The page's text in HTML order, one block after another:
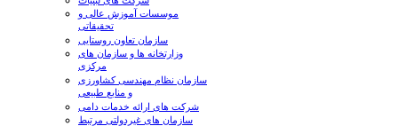
موسسات آموزش عالی و
تحقیقاتی
سازمان تعاون روستایی
وزارتخانه ها و سازمان های
مرکزی
سازمان نظام مهندسی کشاورزی
و منابع طبیعی
شرکت های ارائه خدمات دامی
سازمان های غیردولتی مرتبط